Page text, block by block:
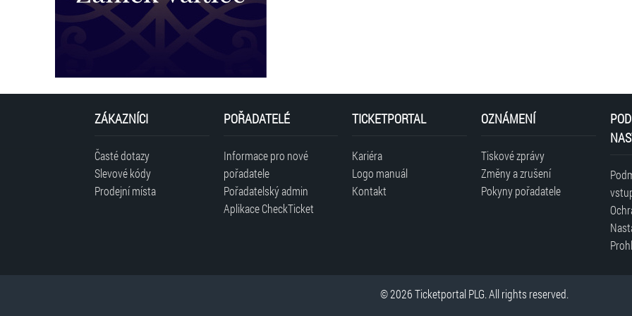
Fuga
JANA KOUCKÁ
GABRIELA
KATEŘINA
IRENA
Praha - Staré
ZÁKAZNÍCI
Časté dotazy
Slevové kódy
Prodejní místa
POŘADATELÉ
Informace pro nové
pořadatele
Pořadatelský admin
Aplikace CheckTicket
TICKETPORTAL
Kariéra
Logo manuál
Kontakt
OZNÁMENÍ
Tiskové zprávy
Změny a zrušení
Pokyny pořadatele
© 2026 Ticketportal PLG. All rights reserved.